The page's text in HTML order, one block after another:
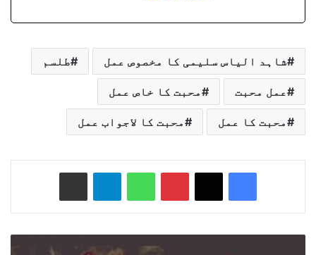
شاہد الیاس سلیمی کا مخصوص عمل طلسم
عمل محبت محبت کا خاص عمل
محبت کا عمل محبت کا لاجواب عمل
Facebook
X
Pinterest
WhatsApp
Telegram
Share via Email